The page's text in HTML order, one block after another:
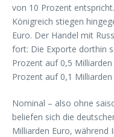
von 10 Prozent
Königreich stiegen
Euro. Der Handel mit
fort: Die Exporte dorthin
Prozent auf 0,5
Prozent auf 0,1 Milliarden
Nominal – also ohne
beliefen sich die
Milliarden Euro, während